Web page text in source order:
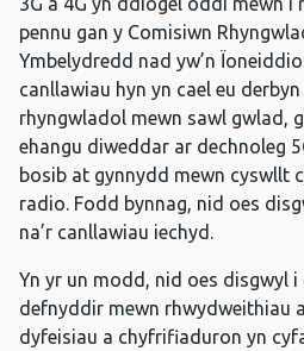
pennu gan y Comisiwn
Ymbelydredd nad yw’n Ïoneiddio
canllawiau hyn yn cael eu
rhyngwladol mewn sawl gwlad,
ehangu diweddar ar dechnoleg
bosib at gynnydd mewn cyswllt
radio. Fodd bynnag, nid oes
na’r canllawiau iechyd.
Yn yr un modd, nid oes disgwyl i
defnyddir mewn rhwydweithiau
dyfeisiau a chyfrifiaduron yn